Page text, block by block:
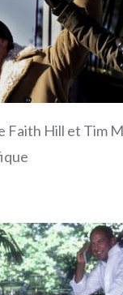
Faith Hill et Tim